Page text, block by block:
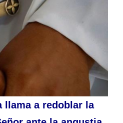
llama a redoblar la